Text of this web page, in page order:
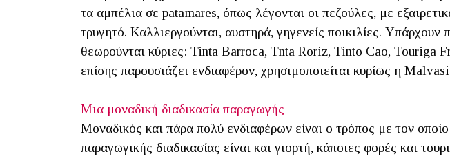
τα αμπέλια σε patamares, όπως λέγονται οι πεζούλες, με
τρυγητό. Καλλιεργούνται, αυστηρά, γηγενείς ποικιλίες.
θεωρούνται κύριες: Tinta Barroca, Tnta Roriz, Tinto Cao, Touriga
επίσης παρουσιάζει ενδιαφέρον, χρησιμοποιείται κυρίως η
Μια μοναδική διαδικασία παραγωγής
Μοναδικός και πάρα πολύ ενδιαφέρων είναι ο τρόπος με τον
παραγωγικής διαδικασίας είναι και γιορτή, κάποιες φορές και